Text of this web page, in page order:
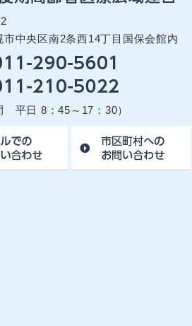
市中央区南2条西14丁目国保会館内
平日 8：45～17：30）